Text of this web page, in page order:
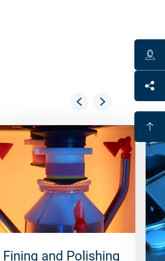
Fining and Polishing